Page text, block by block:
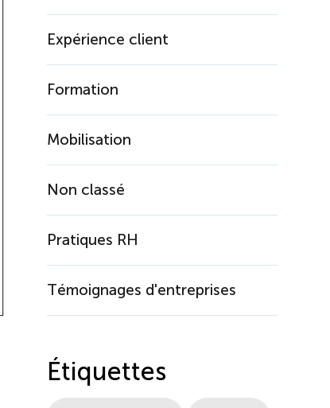
Expérience client
Formation
Mobilisation
Non classé
Pratiques RH
Témoignages d'entreprises
Étiquettes